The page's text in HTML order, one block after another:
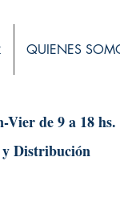
QUIENES
de 9 a 18 hs.
y Distribución